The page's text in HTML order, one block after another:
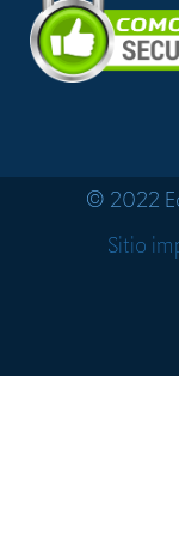
© 2022
Sitio